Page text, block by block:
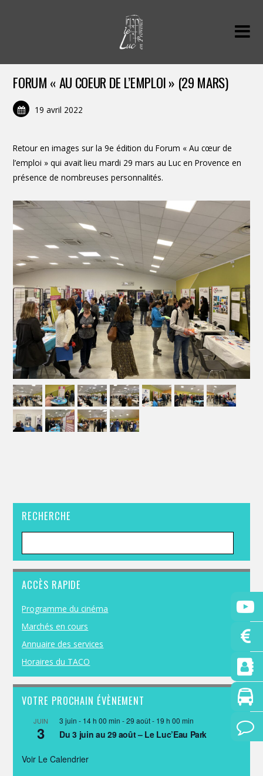
FORUM « AU COEUR DE L’EMPLOI » (29 MARS)
19 avril 2022
Retour en images sur la 9e édition du Forum « Au cœur de
l’emploi » qui avait lieu mardi 29 mars au Luc en Provence en
présence de nombreuses personnalités.
RECHERCHE
ACCÈS RAPIDE
Programme du cinéma
Marchés en cours
Annuaire des services
Horaires du TACO
VOTRE PROCHAIN ÉVÈNEMENT
JUIN
3
3 juin - 14 h 00 min -29 août - 19 h 00 min
Du 3 juin au 29 août – Le Luc’Eau Park
Voir Le Calendrier